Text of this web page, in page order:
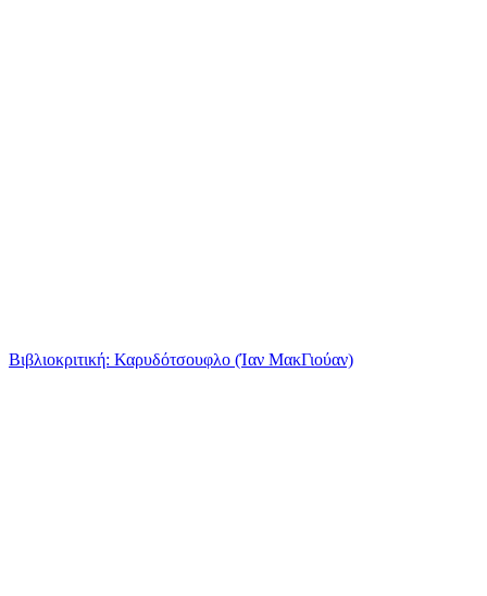
Βιβλιοκριτική: Καρυδότσουφλο (Ίαν ΜακΓιούαν)